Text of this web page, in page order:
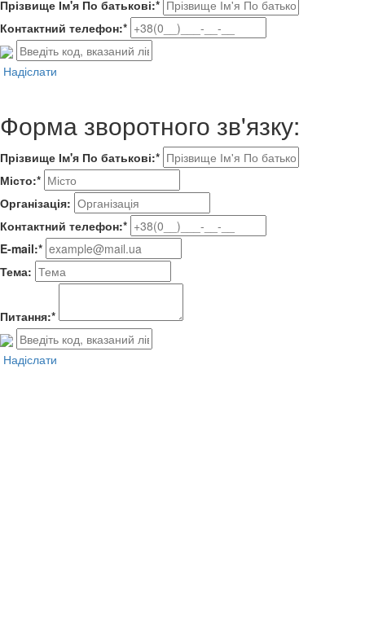
Прізвище Ім'я По батькові:*
Контактний телефон:*
Надіслати
Форма зворотного зв'язку:
Прізвище Ім'я По батькові:*
Місто:*
Організація:
Контактний телефон:*
E-mail:*
Тема:
Питання:*
Надіслати